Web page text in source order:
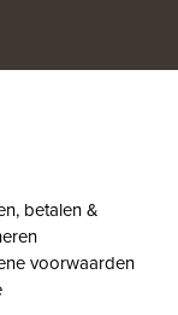
betalen &
voorwaarden